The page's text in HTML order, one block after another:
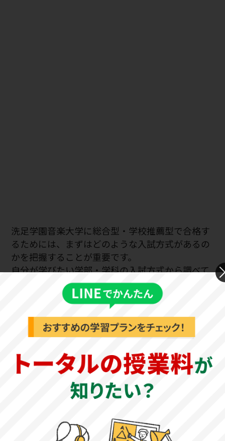
洗足学園音楽大学に総合型・学校推薦型で合格す
るためには、まずはどのような入試方式があるの
かを把握することが重要です。
自分が学びたい学部・学科の入試方式から調べて
もよいですし、合格の可能性が高い方式を選ぶの
も一つの戦略です。
ここでは、洗足学園音楽大学における総合型・学
校推薦型の学部・学科別の入試情報をご紹介しま
す。